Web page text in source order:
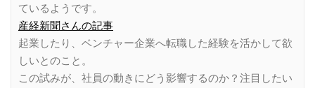
ているようです。
産経新聞さんの記事
起業したり、ベンチャー企業へ転職した経験を活かして欲
しいとのこと。
この試みが、社員の動きにどう影響するのか？注目したい